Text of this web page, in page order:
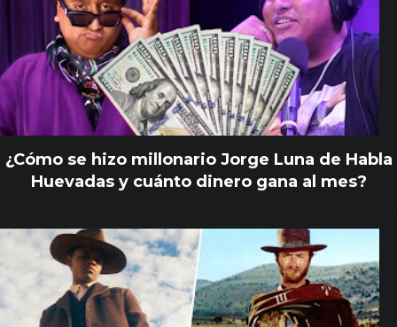
¿Cómo se hizo millonario Jorge Luna de Habla
Huevadas y cuánto dinero gana al mes?